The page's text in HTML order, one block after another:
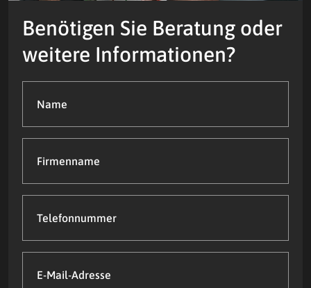
Benötigen Sie Beratung oder
weitere Informationen?
(Required)
Mail-